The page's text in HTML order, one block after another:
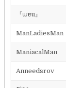
『ɯɐu』
ManLadiesMan
ManiacalMan
Anneedsrov